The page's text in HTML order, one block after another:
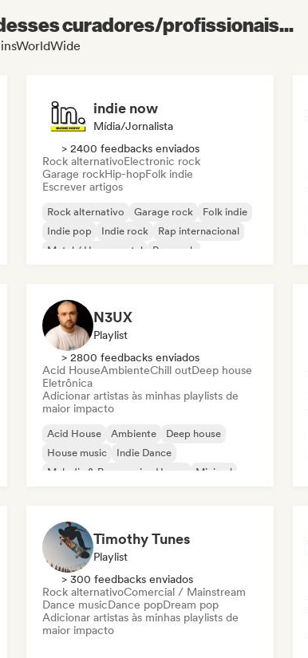
curadores/profissionais...
indie now
Mídia/Jornalista
> 2400 feedbacks enviados
Rock alternativoElectronic rock
Garage rockHip-hopFolk indie
Escrever artigos
Rock alternativo Garage rock
Folk indie
Indie pop
Indie rock
Rap internacional
Metal / Heavy metal
Pop rock
N3UX
Playlist
> 2800 feedbacks enviados
Acid HouseAmbienteChill outDeep house
Eletrônica
Adicionar artistas às minhas playlists de
maior impacto
Acid House Ambiente
Deep house
House music
Indie Dance
Melodic & Progressive House
Minimal
Timothy Tunes
Playlist
> 300 feedbacks enviados
Rock alternativoComercial / Mainstream
Dance musicDance popDream pop
Adicionar artistas às minhas playlists de
maior impacto